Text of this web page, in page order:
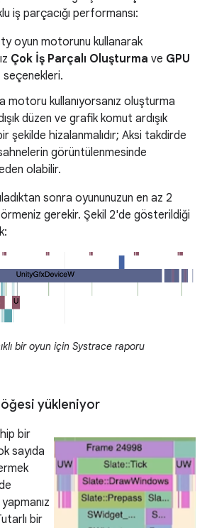
iş parçacığı performansı:
oyun motorunu kullanarak
Çok İş Parçalı Oluşturma ve GPU
seçenekleri.
motoru kullanıyorsanız oluşturma
düzen ve grafik komut ardışık
şekilde hizalanmalıdır; Aksi takdirde
görüntülenmesinde
olabilir.
sonra oyununuzun en az 2
görmeniz gerekir. Şekil 2'de gösterildiği
bir oyun için Systrace raporu
öğesi yükleniyor
bir
sayıda
bir